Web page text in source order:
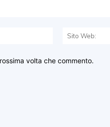
Email:*
volta che commento.